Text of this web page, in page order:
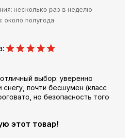
несколько раз в неделю
около полугода
выбор: уверенно
снегу, почти бесшумен (класс
но безопасность того
этот товар!